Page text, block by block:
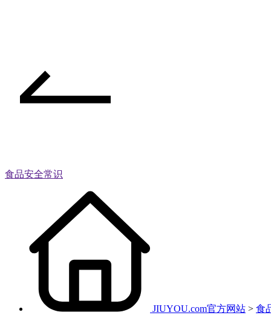
食品安全常识
JIUYOU.com官方网站 > 食